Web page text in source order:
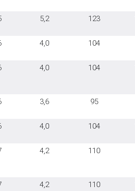
5,2 123
4,0 104
4,0 104
3,6 95
4,0 104
4,2 110
4,2 110